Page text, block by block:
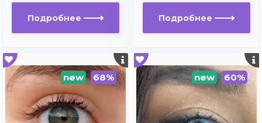
Подробнее Подробнее
new 68% new 60%